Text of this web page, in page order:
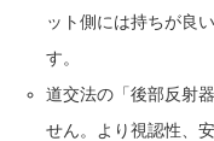
ット側には持ちが良
す。
道交法の「後部反射
せん。より視認性、